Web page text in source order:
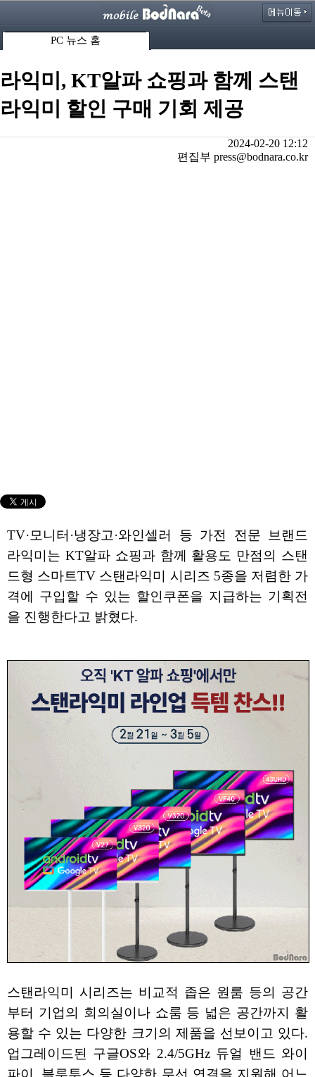
PC 뉴스 홈
라익미, KT알파 쇼핑과 함께 스탠
라익미 할인 구매 기회 제공
2024-02-20 12:12
편집부 press@bodnara.co.kr
TV·모니터·냉장고·와인셀러 등 가전 전문 브랜드
라익미는 KT알파 쇼핑과 함께 활용도 만점의 스탠
드형 스마트TV 스탠라익미 시리즈 5종을 저렴한 가
격에 구입할 수 있는 할인쿠폰을 지급하는 기획전
을 진행한다고 밝혔다.
스탠라익미 시리즈는 비교적 좁은 원룸 등의 공간
부터 기업의 회의실이나 쇼룸 등 넓은 공간까지 활
용할 수 있는 다양한 크기의 제품을 선보이고 있다.
업그레이드된 구글OS와 2.4/5GHz 듀얼 밴드 와이
파이, 블루투스 등 다양한 무선 연결을 지원해 어느